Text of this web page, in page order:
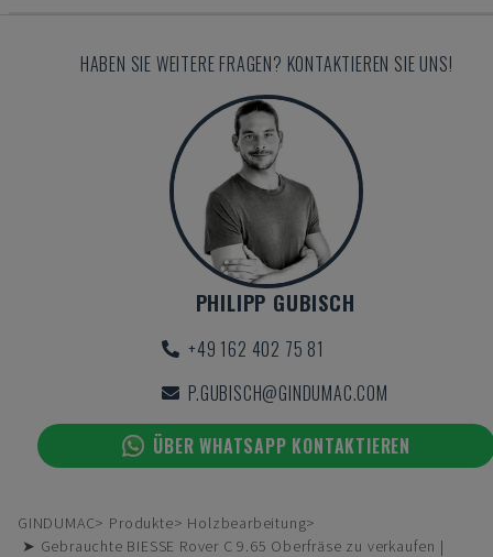
HABEN SIE WEITERE FRAGEN? KONTAKTIEREN SIE UNS!
PHILIPP GUBISCH
+49 162 402 75 81
P.GUBISCH@GINDUMAC.COM
ÜBER WHATSAPP KONTAKTIEREN
GINDUMAC Produkte
Holzbearbeitung
➤ Gebrauchte BIESSE Rover C 9.65 Oberfräse zu verkaufen |